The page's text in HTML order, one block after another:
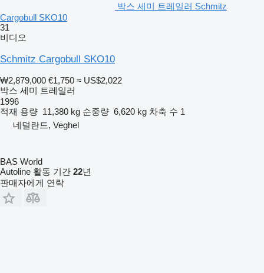
박스 세미 트레일러 Schmitz
Cargobull SKO10
31
비디오
Schmitz Cargobull SKO10
₩2,879,000 €1,750 ≈ US$2,022
박스 세미 트레일러
1996
적재 용량 11,380 kg 순중량 6,620 kg 차축 수 1
네덜란드, Veghel
BAS World
Autoline 활동 기간 22년
판매자에게 연락